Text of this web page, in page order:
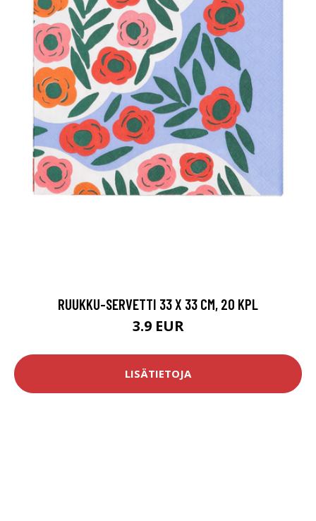
RUUKKU-SERVETTI 33 X 33 CM, 20 KPL
3.9 EUR
LISÄTIETOJA